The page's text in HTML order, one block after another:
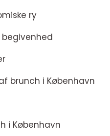
ry
brunch i København
i København